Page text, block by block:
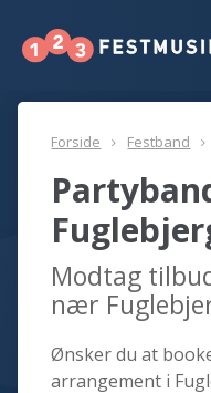
Forside Festband
Modtag
nær
Ønsker du at
arrangement i